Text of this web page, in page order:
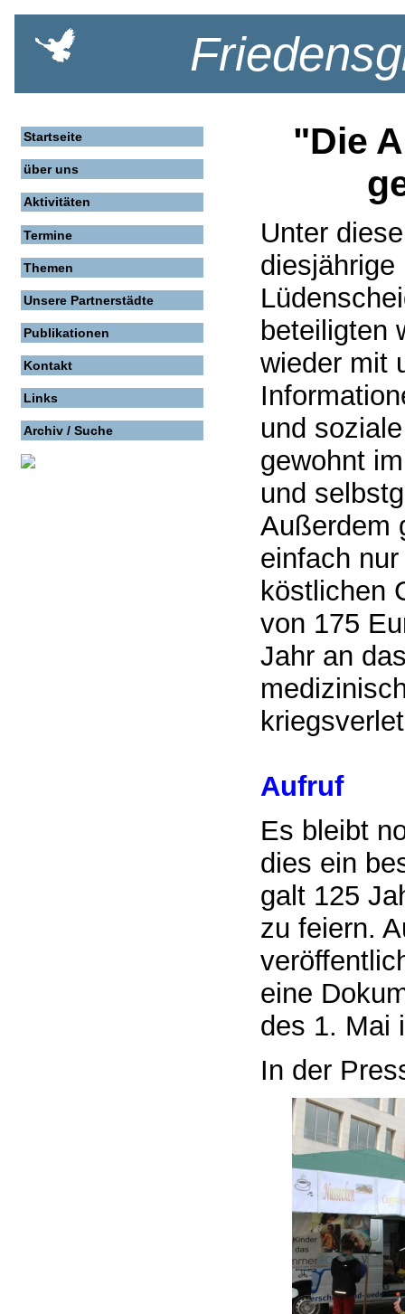
Startseite
über uns
Aktivitäten
Termine
Themen
Unsere Partnerstädte
Publikationen
Kontakt
Links
Archiv / Suche
"Die
Unter
diesjährige
beteiligten
wieder mit
und
gewohnt
und
Außerdem
einfach
köstlichen
von 175
Jahr an
Aufruf
Es bleibt
dies ein
galt 125
zu feiern.
eine
des 1. Mai
In der